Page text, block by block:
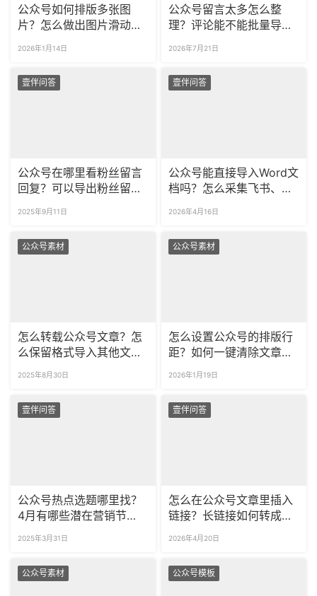
公众号如何排版多张图
片？怎么做出图片滑动的
2026年1月14日
公众号留言太多怎么整
理？评论能不能批量导出
2026年7月21日
壹伴问答
公众号在哪里看粉丝留言
回复？可以导出粉丝留言
2025年9月11日
壹伴问答
公众号能直接导入Word文
档吗？怎么采集飞书、
2026年4月16日
公众号素材
怎么转载公众号文章？怎
么保留格式导入其他文章
2025年8月30日
公众号素材
怎么设置公众号的排版行
距？如何一键清除文章空
2026年1月19日
壹伴问答
公众号热点选题哪里找？
4月有哪些潜在营销节
2025年3月31日
壹伴问答
怎么在公众号文章里插入
链接？长链接如何转成短
2026年4月20日
公众号素材 公众号模板